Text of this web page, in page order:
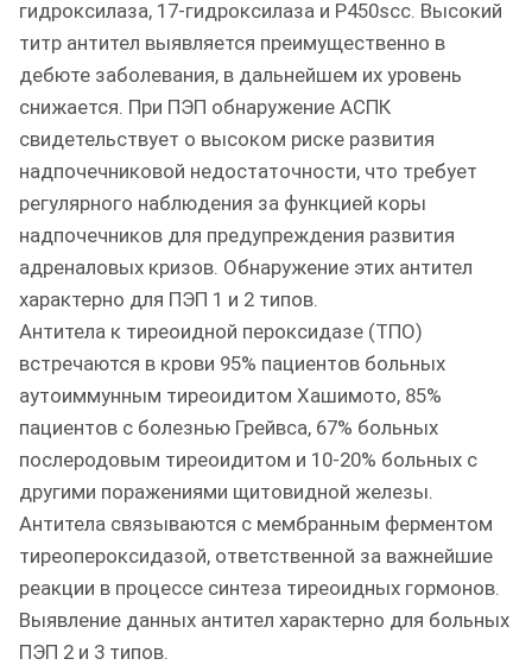
гидроксилаза, 17-гидроксилаза и P450scc. Высокий
титр антител выявляется преимущественно в
дебюте заболевания, в дальнейшем их уровень
снижается. При ПЭП обнаружение АСПК
свидетельствует о высоком риске развития
надпочечниковой недостаточности, что требует
регулярного наблюдения за функцией коры
надпочечников для предупреждения развития
адреналовых кризов. Обнаружение этих антител
характерно для ПЭП 1 и 2 типов.
Антитела к тиреоидной пероксидазе (ТПО)
встречаются в крови 95% пациентов больных
аутоиммунным тиреоидитом Хашимото, 85%
пациентов с болезнью Грейвса, 67% больных
послеродовым тиреоидитом и 10-20% больных с
другими поражениями щитовидной железы.
Антитела связываются с мембранным ферментом
тиреопероксидазой, ответственной за важнейшие
реакции в процессе синтеза тиреоидных гормонов.
Выявление данных антител характерно для больных
ПЭП 2 и 3 типов.